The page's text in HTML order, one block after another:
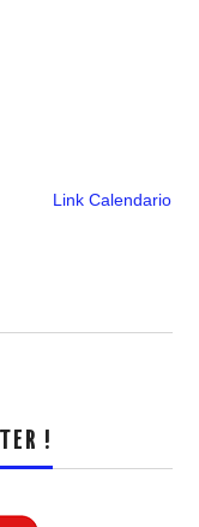
Link Calendario
!